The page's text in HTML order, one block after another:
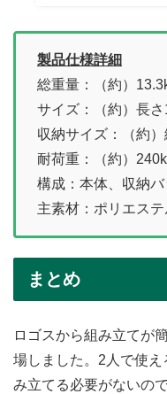
製品仕様詳細
総重量：（約）
サイズ：（約）長
収納サイズ：（約
耐荷重：（約）
構成：本体、収納
主素材：ポリエス
まとめ
ロゴスから組み立てが
場しました。2人で使
み立てる必要がないの